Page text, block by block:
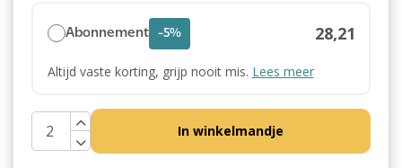
Abonnement -5% 28,21
Altijd vaste korting, grijp nooit mis. Lees meer
In winkelmandje